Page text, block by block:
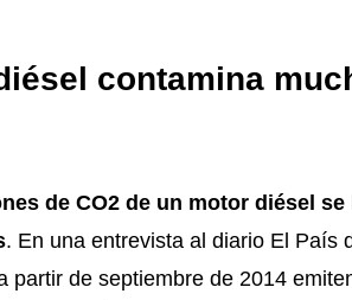
contamina
de CO2 de un motor diésel
. En una entrevista al diario El País
partir de septiembre de 2014